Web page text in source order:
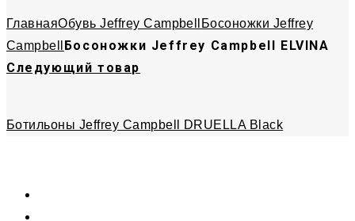
ГлавнаяОбувь Jeffrey Campbell
Босоножки Jeffrey
Campbell
Босоножки Jeffrey Campbell ELVINA
Следующий товар
Ботильоны Jeffrey Campbell DRUELLA Black